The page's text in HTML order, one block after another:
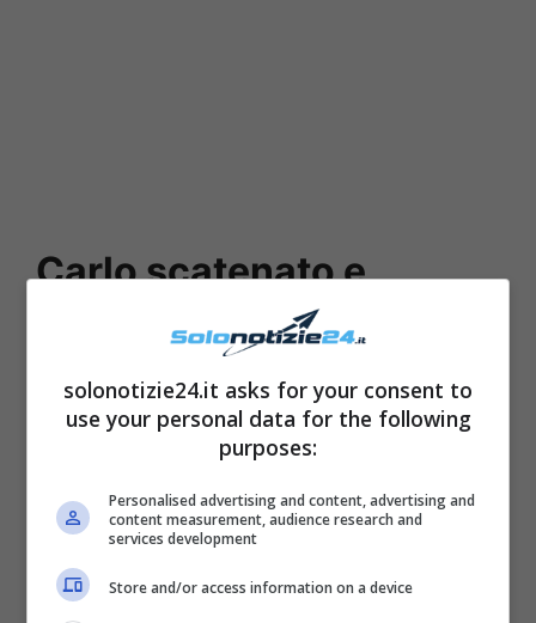
Carlo scatenato e
affettuoso con il
nipotino
solonotizie24.it asks for your consent to
use your personal data for the following
purposes:
Personalised advertising and content, advertising and
content measurement, audience research and
services development
Store and/or access information on a device